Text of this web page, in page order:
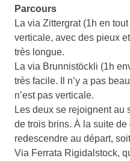
Parcours
La via Zittergrat (1h en
verticale, avec des pieux
très longue.
La via Brunnistöckli (1h
très facile. Il n’y a pas
n’est pas verticale.
Les deux se rejoignent au
de trois brins. À la suite
redescendre au départ,
Via Ferrata Rigidalstock,